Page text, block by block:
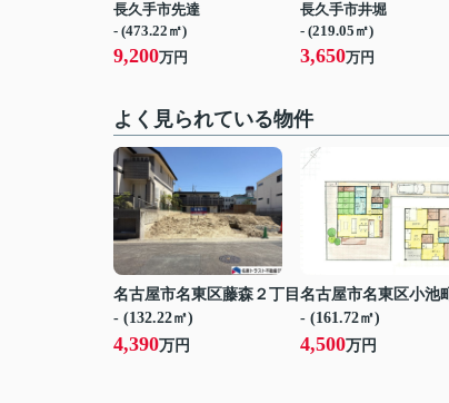
長久手市先達
- (473.22㎡)
9,200万円
長久手市井堀
- (219.05㎡)
3,650万円
よく見られている物件
名古屋市名東区藤森２丁目
- (132.22㎡)
4,390万円
名古屋市名東区小池町
- (161.72㎡)
4,500万円